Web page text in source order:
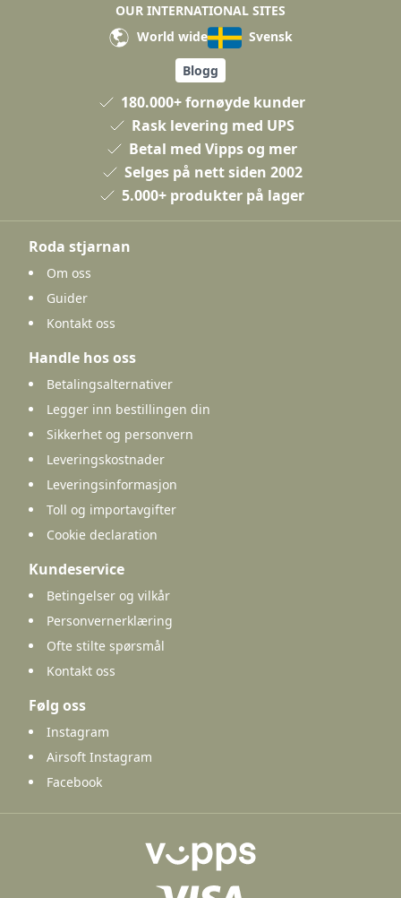
OUR INTERNATIONAL SITES
World wide
Svensk
Blogg
180.000+ fornøyde kunder
Rask levering med UPS
Betal med Vipps og mer
Selges på nett siden 2002
5.000+ produkter på lager
Roda stjarnan
Om oss
Guider
Kontakt oss
Handle hos oss
Betalingsalternativer
Legger inn bestillingen din
Sikkerhet og personvern
Leveringskostnader
Leveringsinformasjon
Toll og importavgifter
Cookie declaration
Kundeservice
Betingelser og vilkår
Personvernerklæring
Ofte stilte spørsmål
Kontakt oss
Følg oss
Instagram
Airsoft Instagram
Facebook